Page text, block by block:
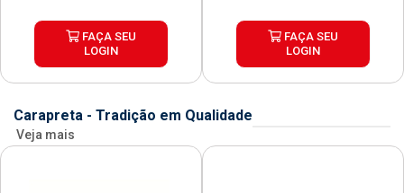
FAÇA SEU
LOGIN
FAÇA SEU
LOGIN
Carapreta - Tradição em Qualidade
Veja mais